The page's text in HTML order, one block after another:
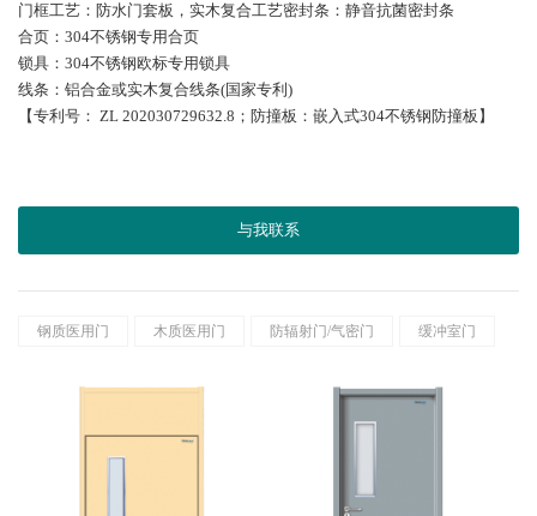
门框工艺：防水门套板，实木复合工艺密封条：静音抗菌密封条
合页：304不锈钢专用合页
锁具：304不锈钢欧标专用锁具
线条：铝合金或实木复合线条(国家专利)
【专利号： ZL 202030729632.8；防撞板：嵌入式304不锈钢防撞板】
与我联系
钢质医用门 木质医用门 防辐射门/气密门 缓冲室门